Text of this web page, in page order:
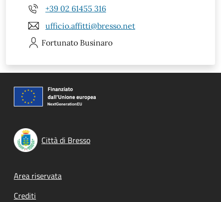
+39 02 61455 316
ufficio.affitti@bresso.net
Fortunato Businaro
Città di Bresso
Footer menu
Area riservata
Crediti